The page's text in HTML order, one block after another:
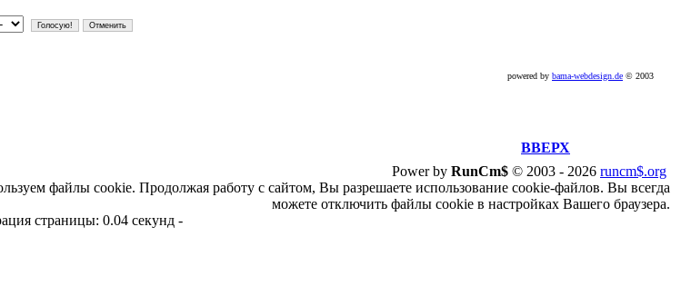
powered by bama-webdesign.de © 2003
ВВЕРХ
Power by RunCm$ © 2003 - 2026 runcm$.org
файлы cookie. Продолжая работу с сайтом, Вы разрешаете использование cookie-файлов. Вы всегда
можете отключить файлы cookie в настройках Вашего браузера.
страницы: 0.04 секунд -